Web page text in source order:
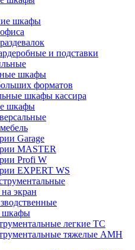
шкафы
и подставки
шкафы
форматов
шкафы кассира
шкафы
Garage
MASTER
Profi W
EXPERT WS
экран
шкафы
легкие ТС
тяжелые AMH